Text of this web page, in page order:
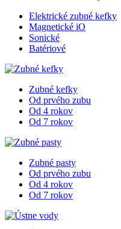
Elektrické zubné kefky
Magnetické iO
Sonické
Batériové
Zubné kefky
Od prvého zubu
Od 4 rokov
Od 7 rokov
Zubné pasty
Od prvého zubu
Od 4 rokov
Od 7 rokov